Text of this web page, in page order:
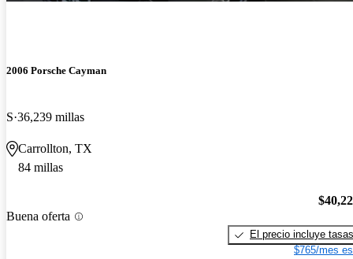
2006 Porsche Cayman
S 36,239 millas
Carrollton, TX
84 millas
Buena oferta
El precio incluye tasas
$765/mes